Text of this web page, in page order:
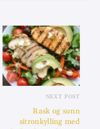
NEXT POST
Rask og sunn
sitronkylling med